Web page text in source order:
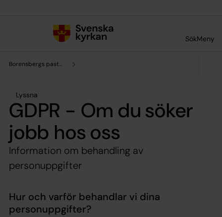
SökMeny
Borensbergs pastorat
Lyssna
GDPR - Om du söker
jobb hos oss
Information om behandling av
personuppgifter
Hur och varför behandlar vi dina
personuppgifter?